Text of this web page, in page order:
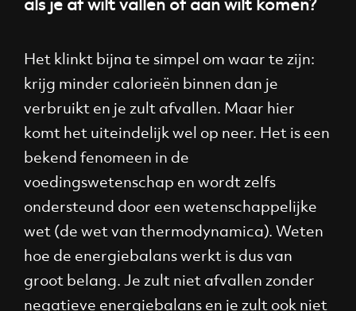
als je af wilt vallen of aan wilt komen?
Het klinkt bijna te simpel om waar te zijn:
krijg minder calorieën binnen dan je
verbruikt en je zult afvallen. Maar hier
komt het uiteindelijk wel op neer. Het is een
bekend fenomeen in de
voedingswetenschap en wordt zelfs
ondersteund door een wetenschappelijke
wet (de wet van thermodynamica). Weten
hoe de energiebalans werkt is dus van
groot belang. Je zult niet afvallen zonder
negatieve energiebalans en je zult ook niet